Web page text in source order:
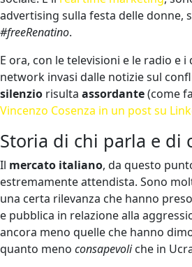
advertising sulla festa delle donne,
#freeRenatino.
E ora, con le televisioni e le radio e
network invasi dalle notizie sul
silenzio risulta assordante(come
Vincenzo Cosenza in un post su
Storia di chi parla e di
Il mercato italiano, da questo
estremamente attendista. Sono
una certa rilevanza che hanno
e pubblica in relazione alla
ancora meno quelle che hanno
quanto meno consapevoliche in